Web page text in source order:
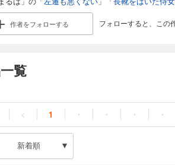
作者をフォローする フォローすると、この
覧
< 1 ・ ・ ・ ・
新着順